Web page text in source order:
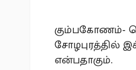
கும்பகோணம்-
சோழபுரத்தில்
என்பதாகும்.